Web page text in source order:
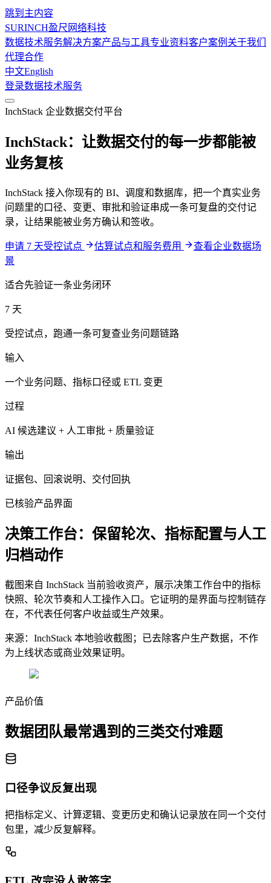
跳到主内容
SURINCH盈尺网络科技
数据技术服务解决方案产品与工具专业资料客户案例 关于我们
代理合作
中文English
登录数据技术服务
InchStack 企业数据交付平台
InchStack：让数据交付的每一步都能被
业务复核
InchStack 接入你现有的 BI、调度和数据库，把一个真实业务
问题里的口径、变更、审批和验证串成一条可复盘的交付记
录，让结果能被业务方确认和签收。
申请 7 天受控试点 估算试点和服务费用
查看企业数据场
景
适合先验证一条业务闭环
7 天
受控试点，跑通一条可复查业务问题链路
输入
一个业务问题、指标口径或 ETL 变更
过程
AI 候选建议 + 人工审批 + 质量验证
输出
证据包、回滚说明、交付回执
已核验产品界面
决策工作台：保留轮次、指标配置与人工
归档动作
截图来自 InchStack 当前验收资产，展示决策工作台中的指标
快照、轮次节奏和人工操作入口。它证明的是界面与控制链存
在，不代表任何客户收益或生产效果。
来源：InchStack 本地验收截图；已去除客户生产数据，不作
为上线状态或商业效果证明。
产品价值
数据团队最常遇到的三类交付难题
口径争议反复出现
把指标定义、计算逻辑、变更历史和确认记录放在同一个交付
包里，减少反复解释。